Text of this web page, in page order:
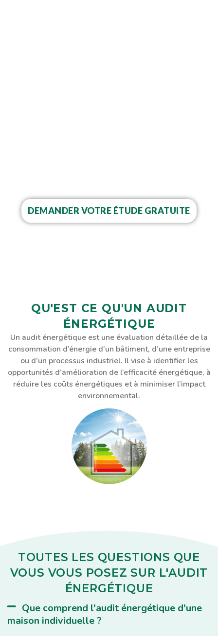
DEMANDER VOTRE ÉTUDE GRATUITE
QU'EST CE QU'UN AUDIT
ÉNERGÉTIQUE
Un audit énergétique est une évaluation détaillée de la
consommation d’énergie d’un bâtiment, d’une entreprise
ou d’un processus industriel. Il vise à identifier les
opportunités d’amélioration de l’efficacité énergétique, à
réduire les coûts énergétiques et à minimiser l’impact
environnemental.
TOUTES LES QUESTIONS QUE
VOUS VOUS POSEZ SUR L'AUDIT
ÉNERGÉTIQUE
Que comprend l'audit énergétique d'une
maison individuelle ?